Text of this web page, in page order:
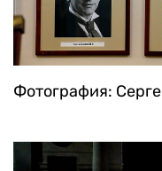
Фотография: